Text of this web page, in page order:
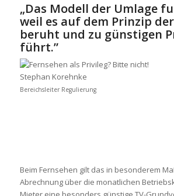
„Das Modell der Umlage
weil es auf dem Prinzip
beruht und zu günstigen
führt.”
Stephan Korehnke
Bereichsleiter Regulierung
Beim Fernsehen gilt das in besonderem
Abrechnung über die monatlichen